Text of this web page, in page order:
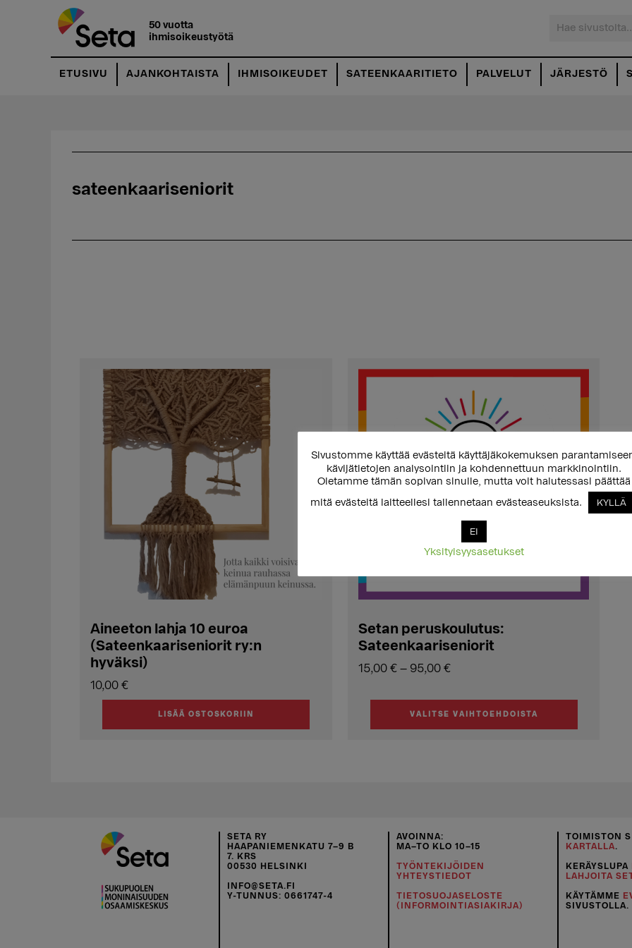
pääsisältöön
50 vuotta
ihmisoikeustyötä
Hae
ETUSIVU AJANKOHTAISTA IHMISOIKEUDET SATEENKAARITIETO PALVELUT JÄRJESTÖ
sateenkaariseniorit
Aineeton lahja 10 euroa
(Sateenkaariseniorit ry:n
hyväksi)
10,00€
LISÄÄ OSTOSKORIIN
Setan peruskoulutus:
Sateenkaariseniorit
15,00€ – 95,00€Hintaluokka:
95,00 €
VALITSE VAIHTOEHDOISTA
tuotteen
sivulla.
SETA RY
HAAPANIEMENKATU 7–9 B
7. KRS
00530 HELSINKI
INFO@SETA.FI
Y-TUNNUS: 0661747-4
AVOINNA:
MA–TO KLO 10–15
TYÖNTEKIJÖIDEN
YHTEYSTIEDOT
TIETOSUOJASELOSTE
(INFORMOINTIASIAKIRJA)
TOIMISTON
KARTALLA.
KERÄYSLUPA
LAHJOITA
KÄYTÄMME
SIVUSTOLLA.
Sivustomme käyttää evästeitä käyttäjäkokemuksen
kävijätietojen analysointiin ja kohdennettuun markkinointiin.
Oletamme tämän sopivan sinulle, mutta voit halutessasi päättää
mitä evästeitä laitteellesi tallennetaan evästeaseuksista.
KYLLÄ
EI
Yksityisyysasetukset